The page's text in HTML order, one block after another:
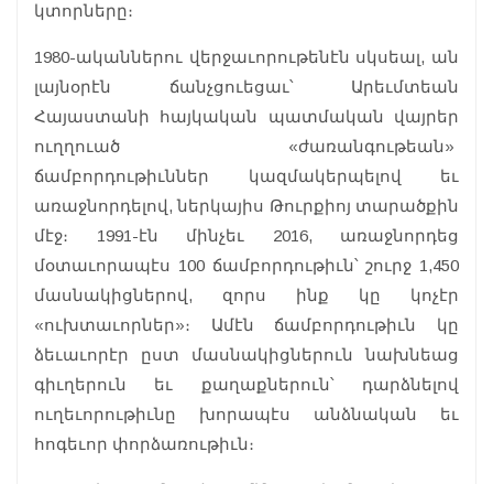
կտորները։
1980-ականներու վերջաւորութենէն սկսեալ, ան
լայնօրէն ճանչցուեցաւ՝ Արեւմտեան
Հայաստանի հայկական պատմական վայրեր
ուղղուած «ժառանգութեան»
ճամբորդութիւններ կազմակերպելով եւ
առաջնորդելով, ներկայիս Թուրքիոյ տարածքին
մէջ։ 1991-էն մինչեւ 2016, առաջնորդեց
մօտաւորապէս 100 ճամբորդութիւն՝ շուրջ 1,450
մասնակիցներով, զորս ինք կը կոչէր
«ուխտաւորներ»։ Ամէն ճամբորդութիւն կը
ձեւաւորէր ըստ մասնակիցներուն նախնեաց
գիւղերուն եւ քաղաքներուն՝ դարձնելով
ուղեւորութիւնը խորապէս անձնական եւ
հոգեւոր փորձառութիւն։